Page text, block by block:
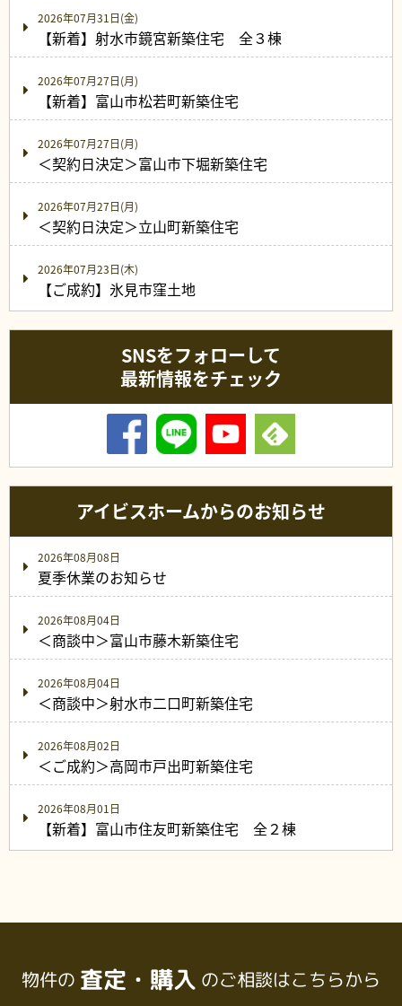
2026年07月31日(金)
【新着】射水市鏡宮新築住宅 全３棟
2026年07月27日(月)
【新着】富山市松若町新築住宅
2026年07月27日(月)
＜契約日決定＞富山市下堀新築住宅
2026年07月27日(月)
＜契約日決定＞立山町新築住宅
2026年07月23日(木)
【ご成約】氷見市窪土地
SNSをフォローして
最新情報をチェック
アイビスホームからのお知らせ
2026年08月08日
夏季休業のお知らせ
2026年08月04日
＜商談中＞富山市藤木新築住宅
2026年08月04日
＜商談中＞射水市二口町新築住宅
2026年08月02日
＜ご成約＞高岡市戸出町新築住宅
2026年08月01日
【新着】富山市住友町新築住宅 全２棟
物件の 査定・購入 のご相談はこちらから